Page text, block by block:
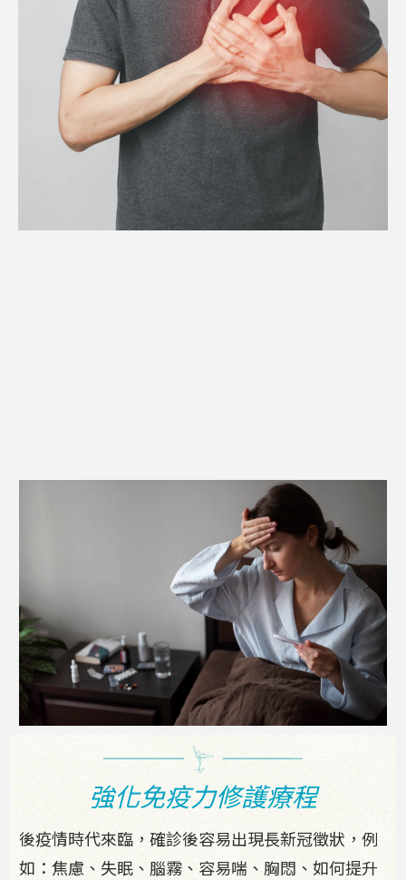
強化免疫力修護療程
後疫情時代來臨，確診後容易出現長新冠徵狀，例
如：焦慮、失眠、腦霧、容易喘、胸悶、如何提升